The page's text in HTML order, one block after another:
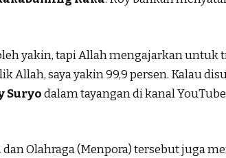
yakin, tapi Allah mengajarkan untuk
Allah, saya yakin 99,9 persen. Kalau
Suryodalam tayangan di kanal YouTube
Olahraga (Menpora) tersebut juga